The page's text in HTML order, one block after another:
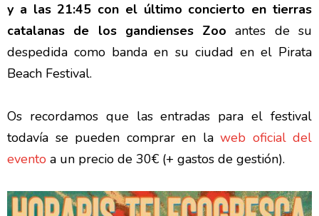
y a las 21:45 con el último concierto en tierras
catalanas de los gandienses Zoo antes de su
despedida como banda en su ciudad en el Pirata
Beach Festival.
Os recordamos que las entradas para el festival
todavía se pueden comprar en la web oficial del
evento a un precio de 30€ (+ gastos de gestión).